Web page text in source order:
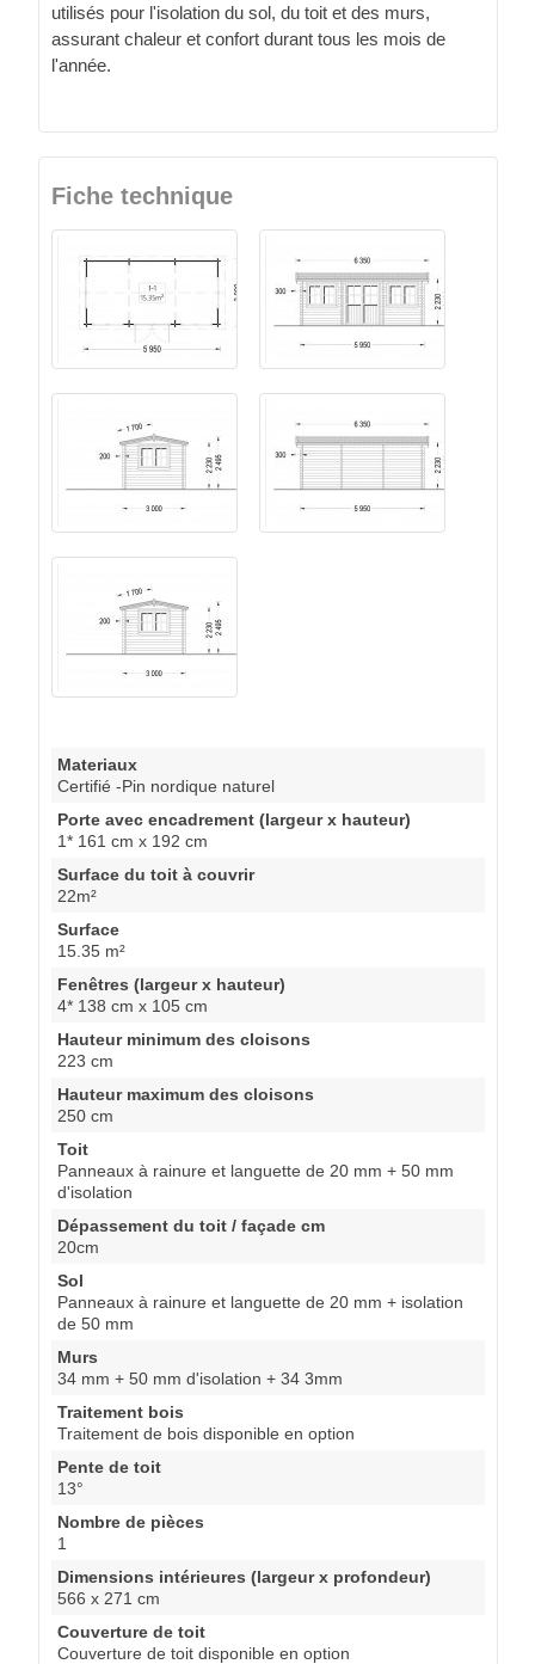
utilisés pour l'isolation du sol, du toit et des murs,
assurant chaleur et confort durant tous les mois de
l'année.
Fiche technique
Materiaux
Certifié -Pin nordique naturel
Porte avec encadrement (largeur x hauteur)
1* 161 cm x 192 cm
Surface du toit à couvrir
22m²
Surface
15.35 m²
Fenêtres (largeur x hauteur)
4* 138 cm x 105 cm
Hauteur minimum des cloisons
223 cm
Hauteur maximum des cloisons
250 cm
Toit
Panneaux à rainure et languette de 20 mm + 50 mm
d'isolation
Dépassement du toit / façade cm
20cm
Sol
Panneaux à rainure et languette de 20 mm + isolation
de 50 mm
Murs
34 mm + 50 mm d'isolation + 34 3mm
Traitement bois
Traitement de bois disponible en option
Pente de toit
13°
Nombre de pièces
1
Dimensions intérieures (largeur x profondeur)
566 x 271 cm
Couverture de toit
Couverture de toit disponible en option